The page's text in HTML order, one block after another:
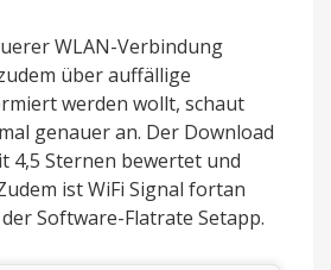
WLAN-Verbindung
über auffällige
werden wollt, schaut
genauer an. Der Download
4,5 Sternen bewertet und
ist WiFi Signal fortan
Software-Flatrate Setapp.